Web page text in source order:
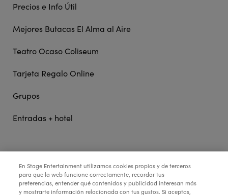
Precios e Info Útil
Mejores Butacas El Alma al Aire
Teatro Ocaso Coliseum
Tarjeta Regalo Online
Grupos
Entradas + hotel
STAGE ENTERTAINMENT
COLABORA:
En Stage Entertainment utilizamos cookies propias y de terceros
para que la web funcione correctamente, recordar tus
preferencias, entender qué contenidos y publicidad interesan más
y mostrarte información relacionada con tus gustos. Si aceptas,